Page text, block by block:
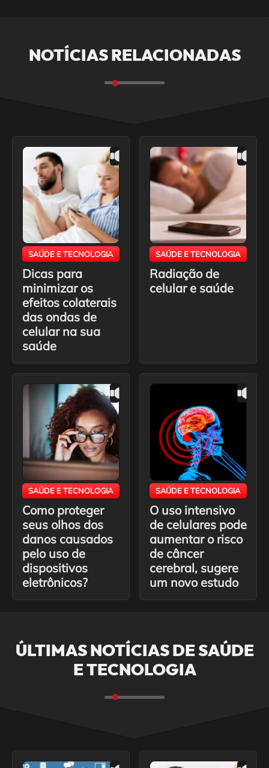
NOTÍCIAS RELACIONADAS
SAÚDE E TECNOLOGIA
Dicas para
minimizar os
efeitos colaterais
das ondas de
celular na sua
saúde
SAÚDE E TECNOLOGIA
Radiação de
celular e saúde
SAÚDE E TECNOLOGIA
Como proteger
seus olhos dos
danos causados ​​
pelo uso de
dispositivos
eletrônicos?
SAÚDE E TECNOLOGIA
O uso intensivo
de celulares pode
aumentar o risco
de câncer
cerebral, sugere
um novo estudo
ÚLTIMAS NOTÍCIAS DE SAÚDE
E TECNOLOGIA